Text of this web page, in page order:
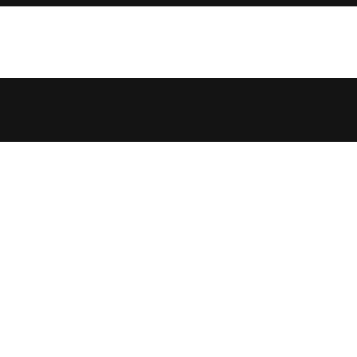
Zdravotní
rizika, na co